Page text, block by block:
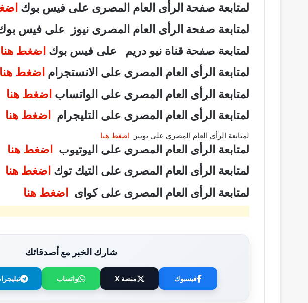
لمتابعة صفحة الرأى العام المصرى على فيس بوك
لمتابعة صفحة الرأى العام المصرى نيوز على فيس
لمتابعة صفحة قناة نيو دريم على فيس بوك اضغط هنا
لمتابعة الرأى العام المصرى على الانستجرام اضغط هنا
لمتابعة الرأى العام المصرى على الواتساب اضغط هنا
لمتابعة الرأى العام المصرى على التليجرام
اضغط هنا
لمتابعة الرأى العام المصرى على تويتر اضغط هنا
لمتابعة الرأى العام المصرى على اليوتيوب اضغط هنا
لمتابعة الرأى العام المصرى على التيك توك اضغط هنا
لمتابعة الرأى العام المصرى على كواى اضغط هنا
شارك الخبر مع أصدقائك
فيسبوك منصة X واتساب